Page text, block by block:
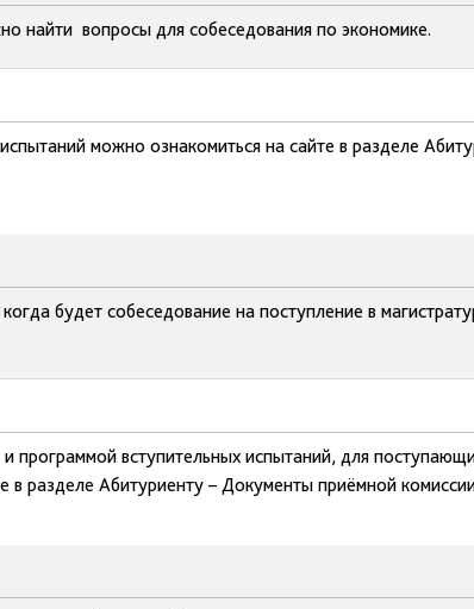
найти вопросы для собеседования по экономике.
можно ознакомиться на сайте в разделе
будет собеседование на поступление в
программой вступительных испытаний, для
в разделе Абитуриенту – Документы приёмной